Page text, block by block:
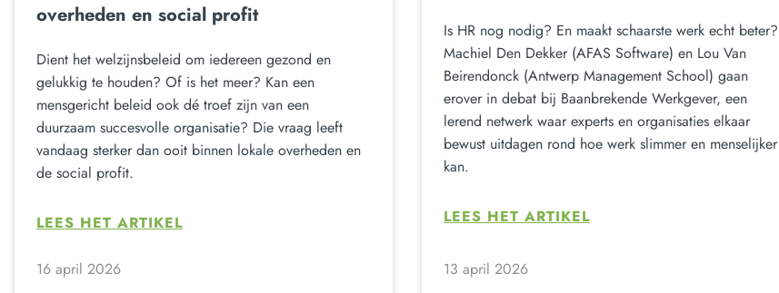
overheden en social profit
Dient het welzijnsbeleid om iedereen gezond en
gelukkig te houden? Of is het meer? Kan een
mensgericht beleid ook dé troef zijn van een
duurzaam succesvolle organisatie? Die vraag leeft
vandaag sterker dan ooit binnen lokale overheden en
de social profit.
LEES HET ARTIKEL
16 april 2026
Is HR nog nodig? En maakt schaarste werk echt beter?
Machiel Den Dekker (AFAS Software) en Lou Van
Beirendonck (Antwerp Management School) gaan
erover in debat bij Baanbrekende Werkgever, een
lerend netwerk waar experts en organisaties elkaar
bewust uitdagen rond hoe werk slimmer en menselijker
kan.
LEES HET ARTIKEL
13 april 2026